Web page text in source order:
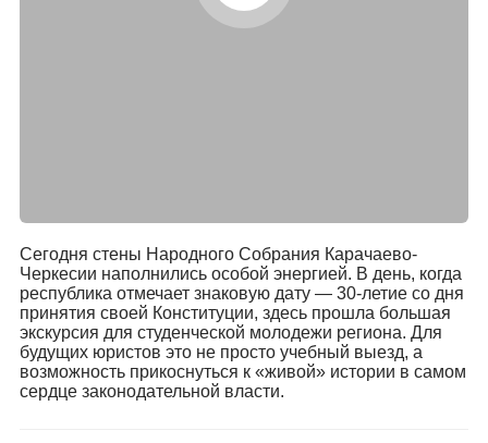
Сегодня стены Народного Собрания Карачаево-
Черкесии наполнились особой энергией. В день, когда
республика отмечает знаковую дату — 30-летие со дня
принятия своей Конституции, здесь прошла большая
экскурсия для студенческой молодежи региона. Для
будущих юристов это не просто учебный выезд, а
возможность прикоснуться к «живой» истории в самом
сердце законодательной власти.